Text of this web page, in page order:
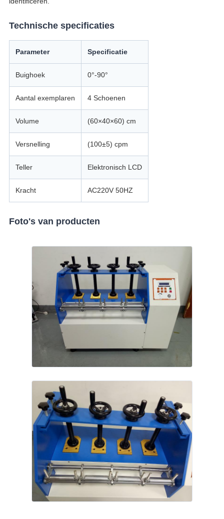
Technische specificaties
Parameter Specificatie
Buighoek 0°-90°
Aantal exemplaren 4 Schoenen
Volume (60×40×60) cm
Versnelling (100±5) cpm
Teller Elektronisch LCD
Kracht AC220V 50HZ
Foto's van producten